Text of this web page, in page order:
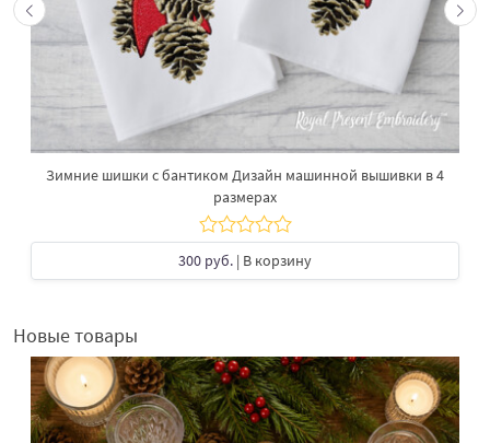
Зимние шишки с бантиком Дизайн машинной вышивки в 4
размерах
300 руб. | В корзину
Новые товары